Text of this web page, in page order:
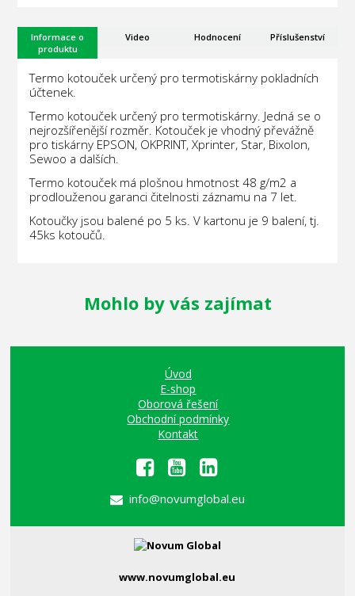
Informace o
produktu
Video Hodnocení Příslušenství
Termo kotouček určený pro termotiskárny pokladních
účtenek.
Termo kotouček určený pro termotiskárny. Jedná se o
nejrozšířenější rozměr. Kotouček je vhodný převážně
pro tiskárny EPSON, OKPRINT, Xprinter, Star, Bixolon,
Sewoo a dalších.
Termo kotouček má plošnou hmotnost 48 g/m2 a
prodlouženou garanci čitelnosti záznamu na 7 let.
Kotoučky jsou balené po 5 ks. V kartonu je 9 balení, tj.
45ks kotoučů.
Mohlo by vás zajímat
Úvod
E-shop
Oborová řešení
Obchodní podmínky
Kontakt
info@novumglobal.eu
www.novumglobal.eu